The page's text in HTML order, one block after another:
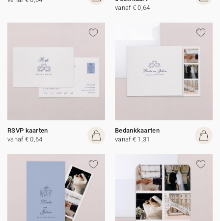
vanaf € 0,64
RSVP kaarten
vanaf € 0,64
Bedankkaarten
vanaf € 1,31